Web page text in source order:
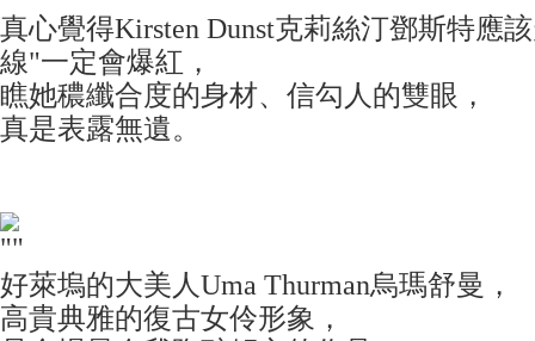
真心覺得Kirsten Dunst克莉絲汀鄧斯特應
線"一定會爆紅，
瞧她穠纖合度的身材、 信勾人的雙眼，
真是表露無遺。
好萊塢的大美人Uma Thurman烏瑪舒曼，
高貴典雅的復古女伶形象，